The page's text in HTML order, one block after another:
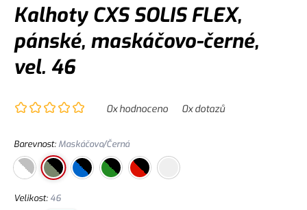
Kalhoty CXS SOLIS FLEX,
pánské, maskáčovo-černé,
vel. 46
0x hodnoceno 0x dotazů
Barevnost:Maskáčovo/Černá
Velikost: 46